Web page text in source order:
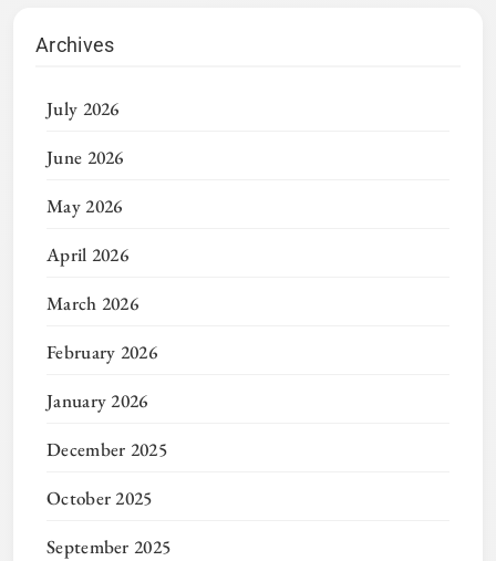
Archives
July 2026
June 2026
May 2026
April 2026
March 2026
February 2026
January 2026
December 2025
October 2025
September 2025